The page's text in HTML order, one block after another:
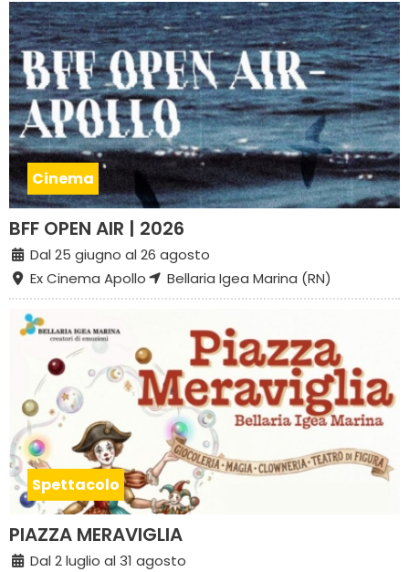
Cinema
BFF OPEN AIR | 2026
Dal 25 giugno al 26 agosto
Ex Cinema Apollo
Bellaria Igea Marina (RN)
Spettacolo
PIAZZA MERAVIGLIA
Dal 2 luglio al 31 agosto